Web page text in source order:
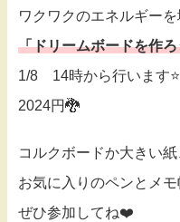
ワクワクのエネルギー
「ドリームボードを作
1/8 14時から行います⭐️
2024円🐉
コルクボードか大きい紙
お気に入りのペンとメモ
ぜひ参加してね❤️